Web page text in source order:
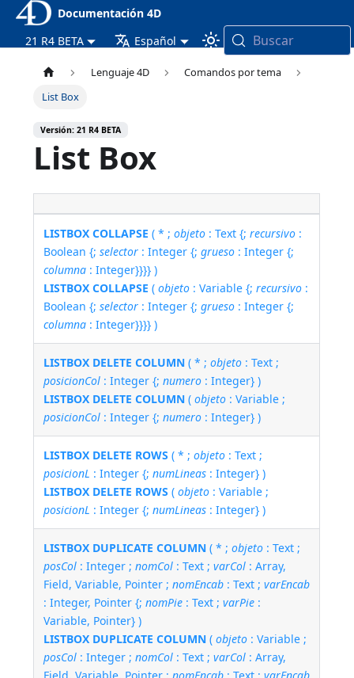
Documentación 4D
21 R4 BETA
Español Buscar
Lenguaje 4D
Comandos por tema
List Box
Versión: 21 R4 BETA
List Box
LISTBOX COLLAPSE ( * ;objeto : Text {;recursivo :
Boolean {;selector : Integer {;grueso : Integer {;
columna : Integer}}}} )
LISTBOX COLLAPSE (objeto : Variable {;recursivo :
Boolean {;selector : Integer {;grueso : Integer {;
columna : Integer}}}} )
LISTBOX DELETE COLUMN ( * ;objeto : Text ;
posicionCol : Integer {;numero : Integer} )
LISTBOX DELETE COLUMN (objeto : Variable ;
posicionCol : Integer {;numero : Integer} )
LISTBOX DELETE ROWS ( * ;objeto : Text ;
posicionL : Integer {;numLineas : Integer} )
LISTBOX DELETE ROWS (objeto : Variable ;
posicionL : Integer {;numLineas : Integer} )
LISTBOX DUPLICATE COLUMN ( * ;objeto : Text ;
posCol : Integer ;nomCol : Text ;varCol : Array,
Field, Variable, Pointer ;nomEncab : Text ;varEncab
: Integer, Pointer {;nomPie : Text ;varPie :
Variable, Pointer} )
LISTBOX DUPLICATE COLUMN (objeto : Variable ;
posCol : Integer ;nomCol : Text ;varCol : Array,